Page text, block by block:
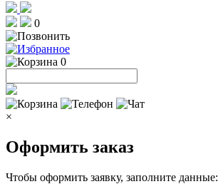
0
0
×
Оформить заказ
Чтобы оформить заявку, заполните данные: